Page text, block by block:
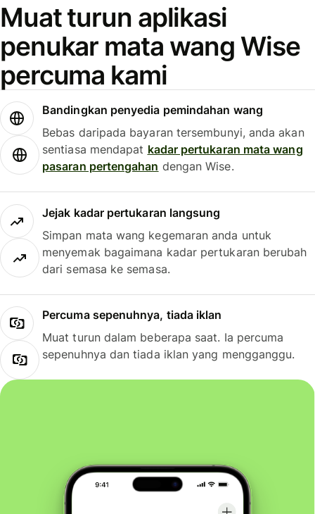
Muat turun aplikasi
penukar mata wang Wise
percuma kami
Bandingkan penyedia pemindahan wang
Bebas daripada bayaran tersembunyi, anda akan
sentiasa mendapat kadar pertukaran mata wang
pasaran pertengahan dengan Wise.
Jejak kadar pertukaran langsung
Simpan mata wang kegemaran anda untuk
menyemak bagaimana kadar pertukaran berubah
dari semasa ke semasa.
Percuma sepenuhnya, tiada iklan
Muat turun dalam beberapa saat. Ia percuma
sepenuhnya dan tiada iklan yang mengganggu.